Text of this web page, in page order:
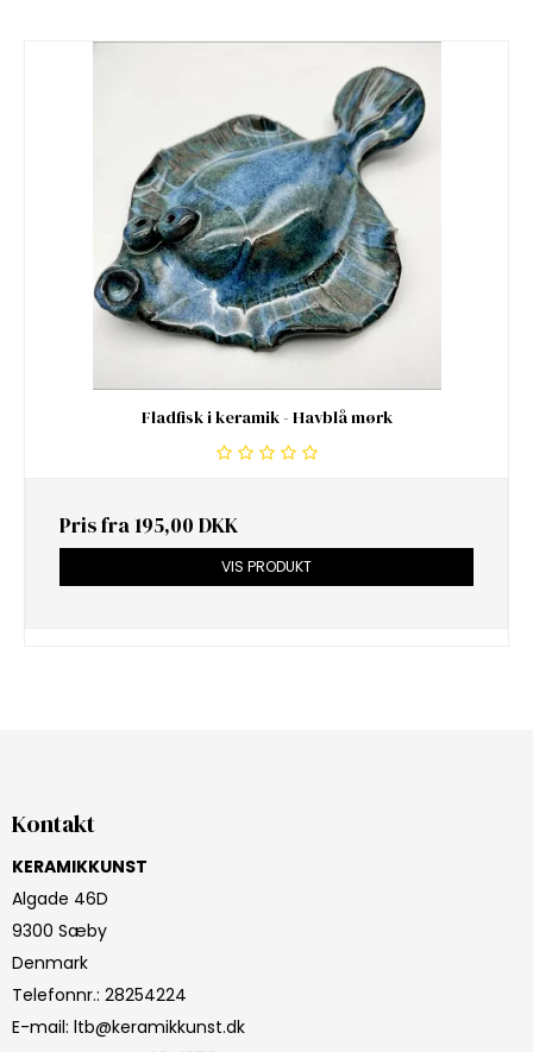
Fladfisk i keramik - Havblå mørk
Pris fra 195,00 DKK
VIS PRODUKT
Kontakt
KERAMIKKUNST
Algade 46D
9300 Sæby
Denmark
Telefonnr.: 28254224
E-mail: ltb@keramikkunst.dk